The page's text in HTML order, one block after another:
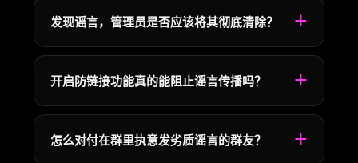
发现谣言，管理员是否应该将其彻底清除？
开启防链接功能真的能阻止谣言传播吗？
怎么对付在群里执意发劣质谣言的群友？